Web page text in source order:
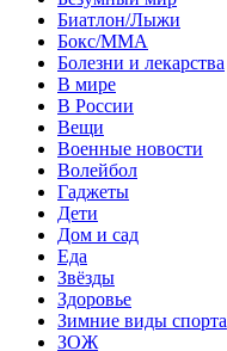
Биатлон/Лыжи
Бокс/MMA
Болезни и лекарства
В мире
В России
Вещи
Военные новости
Волейбол
Гаджеты
Дети
Дом и сад
Еда
Звёзды
Здоровье
Зимние виды спорта
ЗОЖ